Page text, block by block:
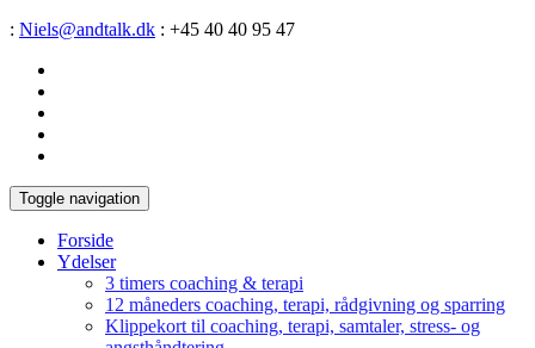
: Niels@andtalk.dk : +45 40 40 95 47
Toggle navigation
Forside
Ydelser
3 timers coaching & terapi
12 måneders coaching, terapi, rådgivning og sparring
Klippekort til coaching, terapi, samtaler, stress- og